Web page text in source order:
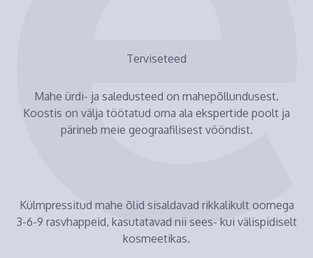
Terviseteed
Mahe ürdi- ja saledusteed on mahepõllundusest.
Koostis on välja töötatud oma ala ekspertide poolt ja
pärineb meie geograafilisest vööndist.
Külmpressitud mahe õlid sisaldavad rikkalikult oomega
3-6-9 rasvhappeid, kasutatavad nii sees- kui välispidiselt
kosmeetikas.